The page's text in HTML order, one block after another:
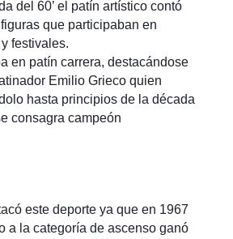
del 60’ el patín artístico contó
que participaban en
festivales.
en patín carrera, destacándose
Emilio Grieco quien
hasta principios de la década
consagra campeón
este deporte ya que en 1967
a la categoría de ascenso ganó